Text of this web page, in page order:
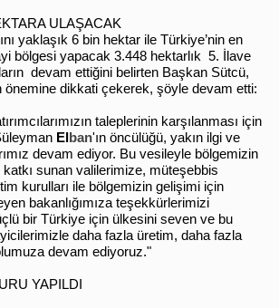
ULAŞACAK
yaklaşık 6 bin hektar ile Türkiye’nin en
bölgesi yapacak 3.448 hektarlık 5. İlave
devam ettiğini belirten Başkan Sütcü,
önemine dikkati çekerek, şöyle devam etti:
taleplerinin karşılanması için
Elban'ın öncülüğü, yakın ilgi ve
devam ediyor. Bu vesileyle bölgemizin
sunan valilerimize, müteşebbis
kurulları ile bölgemizin gelişimi için
bakanlığımıza teşekkürlerimizi
bir Türkiye için ülkesini seven ve bu
daha fazla üretim, daha fazla
devam ediyoruz."
YAPILDI